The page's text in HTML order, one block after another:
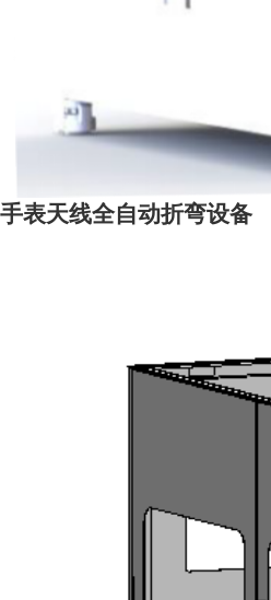
手表天线全自动折弯设备